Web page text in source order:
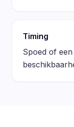
Timing
Spoed of